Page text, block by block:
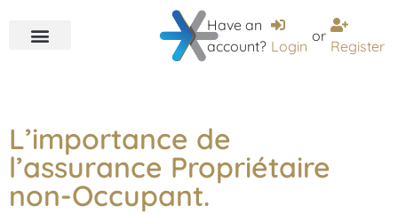
Have an
account? Login
or
Register
L’importance de
l’assurance Propriétaire
non-Occupant.